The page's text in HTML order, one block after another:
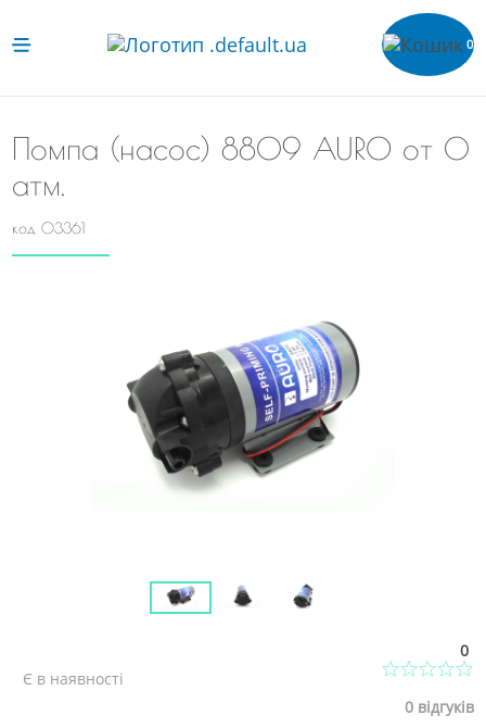
0
Помпа (насос) 8809 AURO от 0
атм.
код 03361
Є в наявності
0
0відгуків